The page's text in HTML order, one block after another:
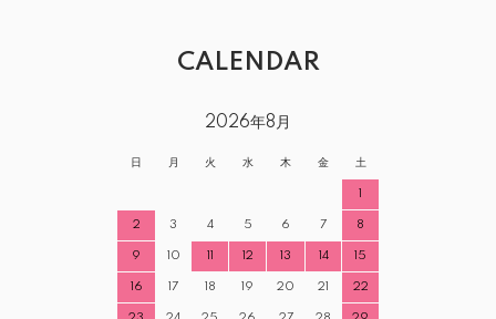
CALENDAR
2026年8月
日 月 火 水 木 金 土
2 3 4 5 6 7 8
9 10 12 13 14 15
16 17 18 19 20 21 22